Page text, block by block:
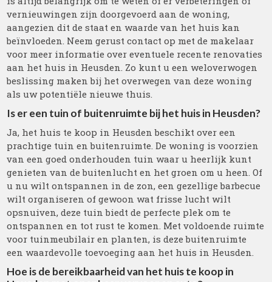
vernieuwingen zijn doorgevoerd aan de woning,
aangezien dit de staat en waarde van het huis kan
beïnvloeden. Neem gerust contact op met de makelaar
voor meer informatie over eventuele recente renovaties
aan het huis in Heusden. Zo kunt u een weloverwogen
beslissing maken bij het overwegen van deze woning
als uw potentiële nieuwe thuis.
Is er een tuin of buitenruimte bij het huis in Heusden?
Ja, het huis te koop in Heusden beschikt over een
prachtige tuin en buitenruimte. De woning is voorzien
van een goed onderhouden tuin waar u heerlijk kunt
genieten van de buitenlucht en het groen om u heen. Of
u nu wilt ontspannen in de zon, een gezellige barbecue
wilt organiseren of gewoon wat frisse lucht wilt
opsnuiven, deze tuin biedt de perfecte plek om te
ontspannen en tot rust te komen. Met voldoende ruimte
voor tuinmeubilair en planten, is deze buitenruimte
een waardevolle toevoeging aan het huis in Heusden.
Hoe is de bereikbaarheid van het huis te koop in